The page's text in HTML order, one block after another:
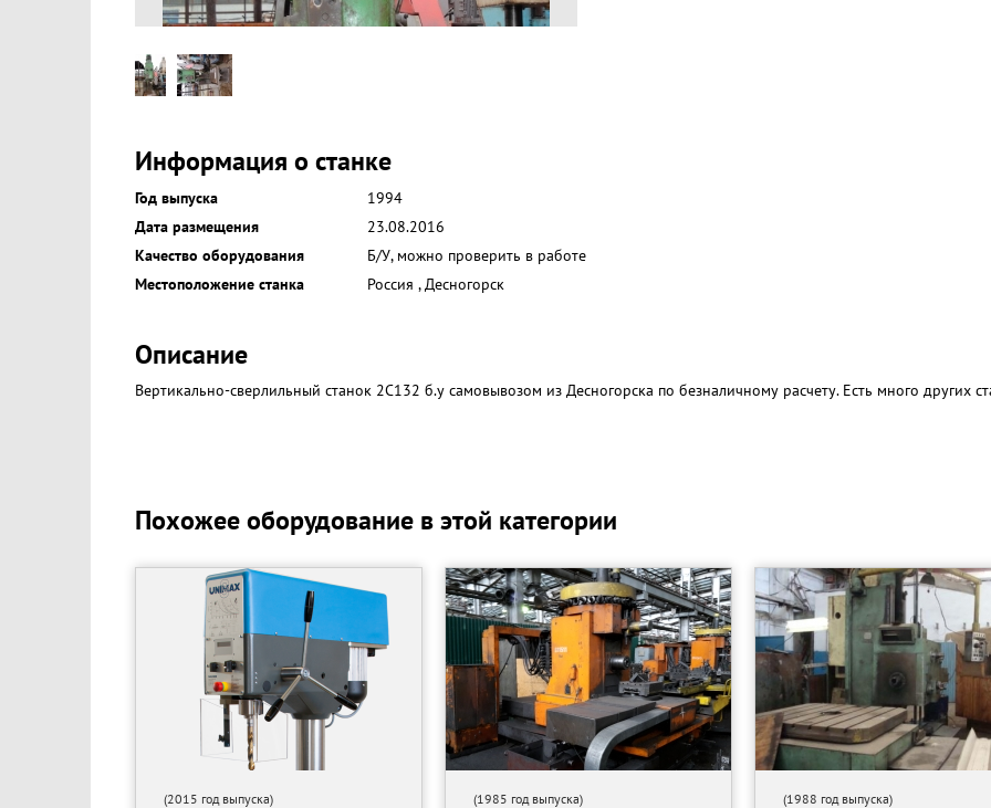
Информация о станке
Год выпуска
1994
Дата размещения
23.08.2016
Качество оборудования
Б/У, можно проверить в работе
Местоположение станка
Россия ,Десногорск
Описание
Вертикально-сверлильный станок 2С132 б.у самовывозом из Десногорска по безналичному расчету. Есть много других
Похожее оборудование в этой категории
(2015 год выпуска) (1985 год выпуска) (1988 год выпуска)